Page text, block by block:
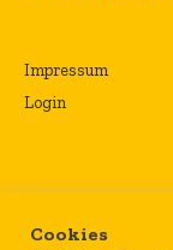
Impressum
Login
Cookies